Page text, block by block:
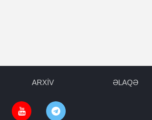
ARXİV ƏLAQƏ